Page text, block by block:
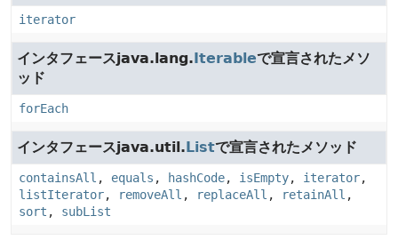
iterator
インタフェースjava.lang.Iterableで宣言されたメソ
ッド
forEach
インタフェースjava.util.Listで宣言されたメソッド
containsAll , equals , hashCode, isEmpty, iterator,
listIterator, removeAll , replaceAll , retainAll ,
sort , subList